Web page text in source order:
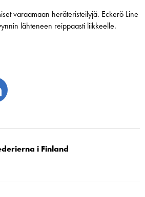
varaamaan heräteristeilyjä. Eckerö Line
lähteneen reippaasti liikkeelle.
i Finland